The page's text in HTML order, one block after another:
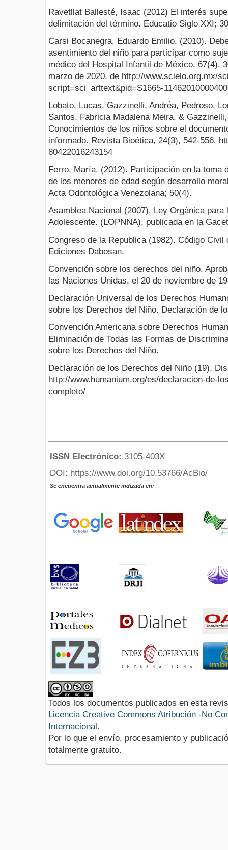
Ravetllat Ballesté, Isaac (2012) El interés
delimitación del término. Educatio Siglo XXI;
Carsi Bocanegra, Eduardo Emilio. (2010).
asentimiento del niño para participar como
médico del Hospital Infantil de México, 67(4),
marzo de 2020, de http://www.scielo.org.mx/
script=sci_arttext&pid=S1665-
Lobato, Lucas, Gazzinelli, Andréa, Pedroso,
Santos, Fabricia Madalena Meira, &
Conocimientos de los niños sobre el
informado. Revista Bioética, 24(3), 542-556.
80422016243154
Ferro, María. (2012). Participación en la toma
de los menores de edad según desarrollo
Acta Odontológica Venezolana; 50(4).
Asamblea Nacional (2007). Ley Orgánica
Adolescente. (LOPNNA), publicada en la
Congreso de la Republica (1982). Código Civil
Ediciones Dabosan.
Convención sobre los derechos del niño.
las Naciones Unidas, el 20 de noviembre de
Declaración Universal de los Derechos
sobre los Derechos del Niño. Declaración de
Convención Americana sobre Derechos
Eliminación de Todas las Formas de
sobre los Derechos del Niño.
Declaración de los Derechos del Niño (19).
http://www.humanium.org/es/declaracion-de-
completo/
ISSN Electrónico: 3105-403X
DOI: https://www.doi.org/10.53766/AcBio/
Se encuentra actualmente indizada en:
Todos los documentos publicados en esta
Licencia Creative Commons Atribución -No
Internacional.
Por lo que el envío, procesamiento y
totalmente gratuito.